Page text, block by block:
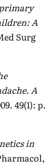
A
Surg
A
49(1): p.
in